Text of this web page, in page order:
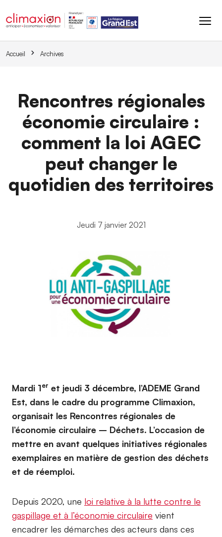
Accueil Archives
Rencontres régionales
économie circulaire :
comment la loi AGEC
peut changer le
quotidien des territoires
Jeudi 7 janvier 2021
Mardi 1er et jeudi 3 décembre, l’ADEME Grand
Est, dans le cadre du programme Climaxion,
organisait les Rencontres régionales de
l’économie circulaire – Déchets. L’occasion de
mettre en avant quelques initiatives régionales
exemplaires en matière de gestion des déchets
et de réemploi.
Depuis 2020, une loi relative à la lutte contre le
gaspillage et à l’économie circulaire vient
encadrer les démarches des acteurs dans ces